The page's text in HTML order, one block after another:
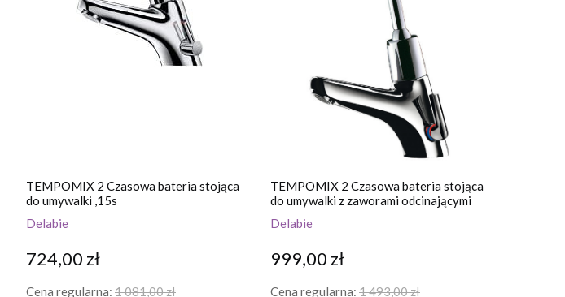
TEMPOMIX 2 Czasowa bateria stojąca
do umywalki ,15s
Delabie
724,00 zł
Cena regularna: 1 081,00 zł
TEMPOMIX 2 Czasowa bateria stojąca
do umywalki z zaworami odcinającymi
Delabie
999,00 zł
Cena regularna: 1 493,00 zł